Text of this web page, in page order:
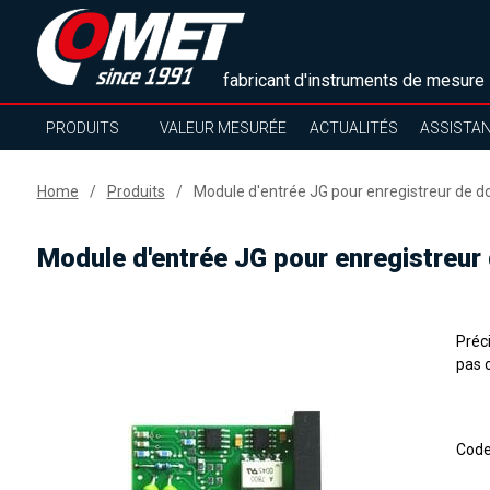
fabricant d'instruments de mesure
PRODUITS VALEUR MESURÉE ACTUALITÉS
Home Produits Module d'entrée JG pour enregistreur de
Module d'entrée JG pour
pas